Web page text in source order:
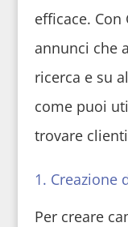
efficace. Con
annunci che
ricerca e su
come puoi
trovare
1. Creazione
Per creare